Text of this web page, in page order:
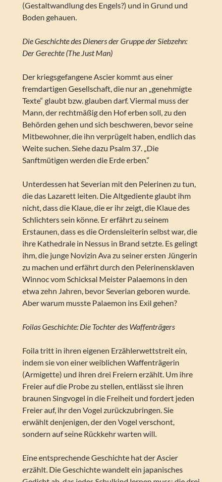
(Gestaltwandlung des Engels?) und in Grund und
Boden gehauen.
Die Geschichte des Dieners der Gruppe der Siebzehn:
Der Gerechte (The Just Man)
Der kriegsgefangene Ascier kommt aus einer
fremdartigen Gesellschaft, die nur an „genehmigte
Texte“ glaubt bzw. glauben darf. Viermal muss der
Mann, der rechtmäßig den Hof erben soll, zu den
Behörden gehen und sich beschweren, bevor seine
Mitbewohner, die ihn verprügelt haben, endlich das
Weite suchen. Siehe dazu Psalm 37. „Die
Sanftmütigen werden die Erde erben.“
Unterdessen hat Severian mit den Pelerinen zu tun,
die das Lazarett leiten. Die Altgediente glaubt ihm
nicht, dass die Klaue, die er ihr zeigt, die Klaue des
Schlichters sein könne. Er erfährt zu seinem
Erstaunen, dass es die Ordensleiterin selbst war, die
ihre Kathedrale in Nessus in Brand setzte. Es gelingt
ihm, die junge Novizin Ava zu seiner ersten Jüngerin
zu machen und erfährt durch den Pelerinensklaven
Winnoc vom Schicksal Meister Palaemons in den
etwa zehn Jahren, bevor Severian geboren wurde.
Aber warum musste Palaemon ins Exil gehen?
Foilas Geschichte: Die Tochter des Waffenträgers
Foila tritt in ihren eigenen Erzählerwettstreit ein,
indem sie von einer weiblichen Waffenträgerin
(Armigette) und ihren drei Freiern erzählt. Um ihre
Freier auf die Probe zu stellen, entlässt sie ihren
braunen Singvogel in die Freiheit und fordert jeden
Freier auf, ihr den Vogel zurückzubringen. Sie
erwählt denjenigen, der den Vogel verschont,
sondern auf seine Rückkehr warten will.
Eine entsprechende Geschichte hat der Ascier
erzählt. Die Geschichte wandelt ein japanisches